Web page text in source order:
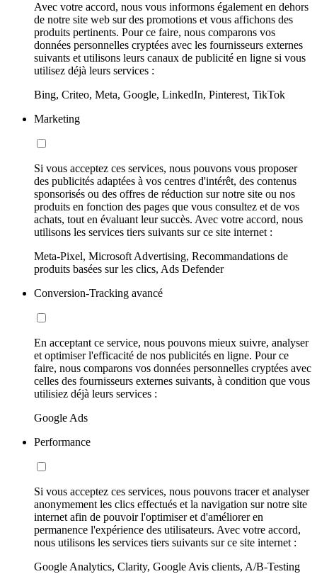
Avec votre accord, nous vous informons également en dehors
de notre site web sur des promotions et vous affichons des
produits pertinents. Pour ce faire, nous comparons vos
données personnelles cryptées avec les fournisseurs externes
suivants et utilisons leurs canaux de publicité en ligne si vous
utilisez déjà leurs services :
Bing, Criteo, Meta, Google, LinkedIn, Pinterest, TikTok
Marketing
Si vous acceptez ces services, nous pouvons vous proposer
des publicités adaptées à vos centres d'intérêt, des contenus
sponsorisés ou des offres de réduction sur notre site ou nos
produits en fonction des pages que vous consultez et de vos
achats, tout en évaluant leur succès. Avec votre accord, nous
utilisons les services tiers suivants sur ce site internet :
Meta-Pixel, Microsoft Advertising, Recommandations de
produits basées sur les clics, Ads Defender
Conversion-Tracking avancé
En acceptant ce service, nous pouvons mieux suivre, analyser
et optimiser l'efficacité de nos publicités en ligne. Pour ce
faire, nous comparons vos données personnelles cryptées avec
celles des fournisseurs externes suivants, à condition que vous
utilisiez déjà leurs services :
Google Ads
Performance
Si vous acceptez ces services, nous pouvons tracer et analyser
anonymement les clics effectués et la navigation sur notre site
internet afin de pouvoir l'optimiser et d'améliorer en
permanence l'expérience des utilisateurs. Avec votre accord,
nous utilisons les services tiers suivants sur ce site internet :
Google Analytics, Clarity, Google Avis clients, A/B-Testing